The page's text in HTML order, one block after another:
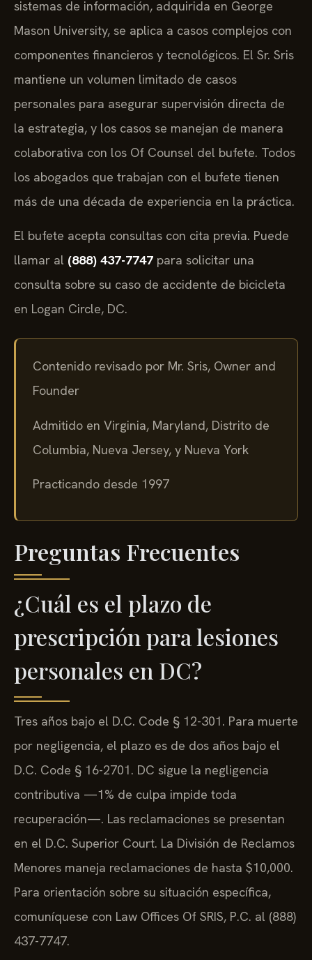
sistemas de información, adquirida en George
Mason University, se aplica a casos complejos con
componentes financieros y tecnológicos. El Sr. Sris
mantiene un volumen limitado de casos
personales para asegurar supervisión directa de
la estrategia, y los casos se manejan de manera
colaborativa con los Of Counsel del bufete. Todos
los abogados que trabajan con el bufete tienen
más de una década de experiencia en la práctica.
El bufete acepta consultas con cita previa. Puede
llamar al (888) 437-7747 para solicitar una
consulta sobre su caso de accidente de bicicleta
en Logan Circle, DC.
Contenido revisado por Mr. Sris, Owner and
Founder
Admitido en Virginia, Maryland, Distrito de
Columbia, Nueva Jersey, y Nueva York
Practicando desde 1997
Preguntas Frecuentes
¿Cuál es el plazo de
prescripción para lesiones
personales en DC?
Tres años bajo el D.C. Code § 12-301. Para muerte
por negligencia, el plazo es de dos años bajo el
D.C. Code § 16-2701. DC sigue la negligencia
contributiva —1% de culpa impide toda
recuperación—. Las reclamaciones se presentan
en el D.C. Superior Court. La División de Reclamos
Menores maneja reclamaciones de hasta $10,000.
Para orientación sobre su situación específica,
comuníquese con Law Offices Of SRIS, P.C. al (888)
437-7747.